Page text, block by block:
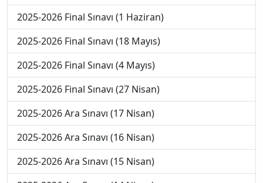
2025-2026 Final Sınavı (1 Haziran)
2025-2026 Final Sınavı (18 Mayıs)
2025-2026 Final Sınavı (4 Mayıs)
2025-2026 Final Sınavı (27 Nisan)
2025-2026 Ara Sınavı (17 Nisan)
2025-2026 Ara Sınavı (16 Nisan)
2025-2026 Ara Sınavı (15 Nisan)